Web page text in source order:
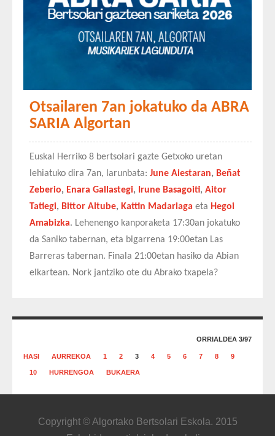
Otsailaren 7an jokatuko da ABRA
SARIA Algortan
Euskal Herriko 8 bertsolari gazte Getxoko uretan
lehiatuko dira 7an, larunbata: June Aiestaran, Beñat
Zeberio, Enara Gallastegi, Irune Basagoiti, Aitor
Tatiegi, Bittor Altube, Kattin Madariaga eta Hegoi
Amabizka. Lehenengo kanporaketa 17:30an jokatuko
da Saniko tabernan, eta bigarrena 19:00etan Las
Barreras tabernan. Finala 21:00etan hasiko da Abian
elkartean. Nork jantziko ote du Abrako txapela?
ORRIALDEA 3/97
HASI AURREKOA 1 2 3 4 5 6 7 8 9
10 HURRENGOA BUKAERA
Copyright © Algortako Bertsolari Eskola. 2015